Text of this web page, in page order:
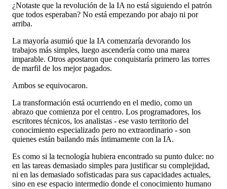
¿Notaste que la revolución de la IA no está siguiendo el patrón
que todos esperaban? No está empezando por abajo ni por
arriba.
La mayoría asumió que la IA comenzaría devorando los
trabajos más simples, luego ascendería como una marea
imparable. Otros apostaron que conquistaría primero las torres
de marfil de los mejor pagados.
Ambos se equivocaron.
La transformación está ocurriendo en el medio, como un
abrazo que comienza por el centro. Los programadores, los
escritores técnicos, los analistas - ese vasto territorio del
conocimiento especializado pero no extraordinario - son
quienes están bailando más íntimamente con la IA.
Es como si la tecnología hubiera encontrado su punto dulce: no
en las tareas demasiado simples para justificar su complejidad,
ni en las demasiado sofisticadas para sus capacidades actuales,
sino en ese espacio intermedio donde el conocimiento humano